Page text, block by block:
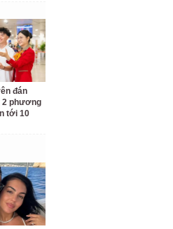
đán
2 phương
tới 10